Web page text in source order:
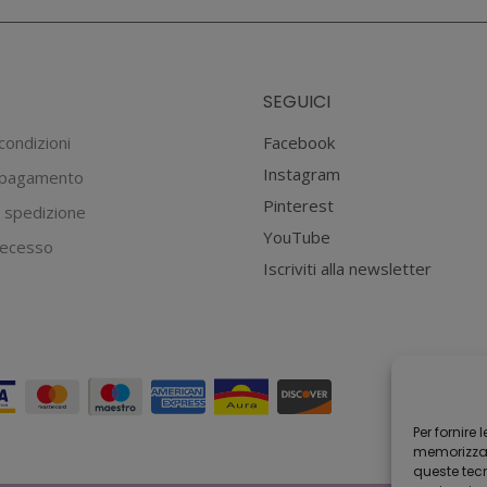
Per fornire
queste
essere
pagina
prodotto
SEGUICI
Facebook
Instagram
Pinterest
YouTube
Iscriviti alla newsletter